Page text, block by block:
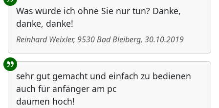
Was würde ich ohne Sie nur tun? Danke,
danke, danke!
Reinhard Weixler, 9530Bad Bleiberg, 30.10.2019
sehr gut gemacht und einfach zu bedienen
auch für anfänger am pc
daumen hoch!